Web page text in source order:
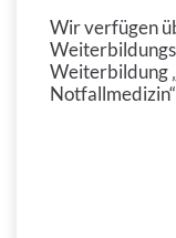
Wir verfügen
Weiterbildung